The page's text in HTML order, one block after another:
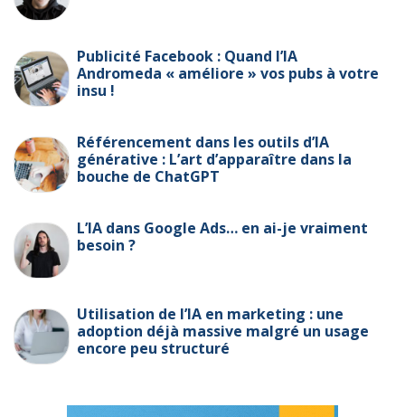
Publicité Facebook : Quand l’IA
Andromeda « améliore » vos pubs à votre
insu !
Référencement dans les outils d’IA
générative : L’art d’apparaître dans la
bouche de ChatGPT
L’IA dans Google Ads… en ai-je vraiment
besoin ?
Utilisation de l’IA en marketing : une
adoption déjà massive malgré un usage
encore peu structuré